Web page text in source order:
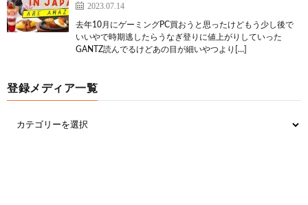
2023.07.14
去年10月にゲーミングPC買おうと思ったけどもう少し後で
いいやで時期逃したらうなぎ登りに値上がりしていった
GANTZ読んでるけどあの目が細いやつより[…]
登録メディア一覧